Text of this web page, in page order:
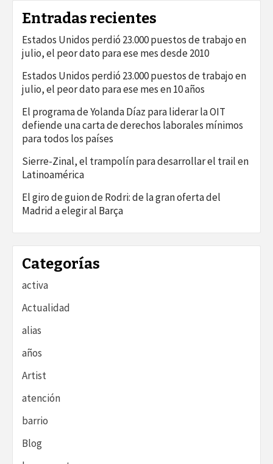
Entradas recientes
Estados Unidos perdió 23.000 puestos de trabajo en
julio, el peor dato para ese mes desde 2010
Estados Unidos perdió 23.000 puestos de trabajo en
julio, el peor dato para ese mes en 10 años
El programa de Yolanda Díaz para liderar la OIT
defiende una carta de derechos laborales mínimos
para todos los países
Sierre-Zinal, el trampolín para desarrollar el trail en
Latinoamérica
El giro de guion de Rodri: de la gran oferta del
Madrid a elegir al Barça
Categorías
activa
Actualidad
alias
años
Artist
atención
barrio
Blog